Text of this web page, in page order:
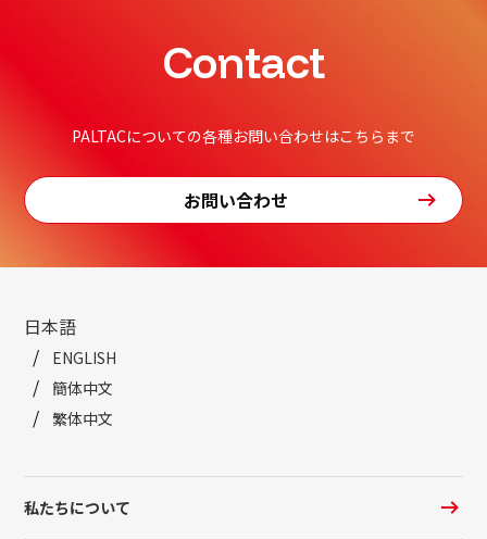
Contact
PALTACについての各種お問い合わせはこちらまで
お問い合わせ
日本語
ENGLISH
簡体中文
繁体中文
私たちについて